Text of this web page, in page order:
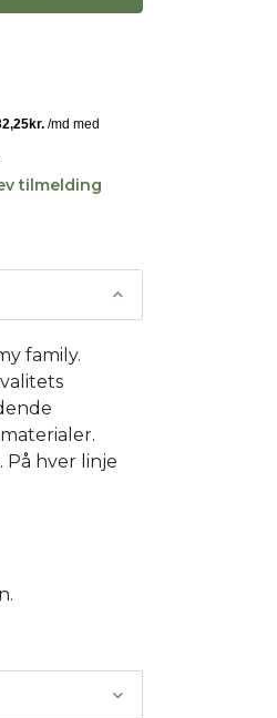
tilmelding
family.
hver linje